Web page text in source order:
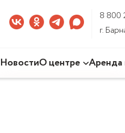
8 800
г.
НовостиО центре